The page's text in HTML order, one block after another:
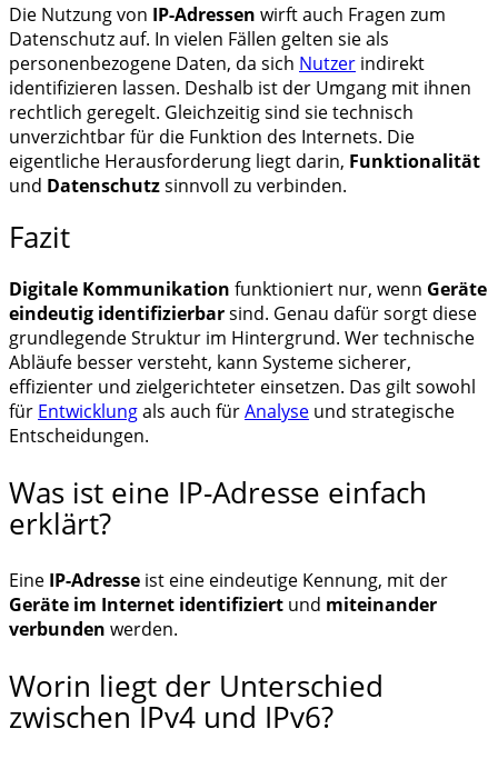
Die Nutzung von IP-Adressen wirft auch Fragen zum
Datenschutz auf. In vielen Fällen gelten sie als
personenbezogene Daten, da sich Nutzer indirekt
identifizieren lassen. Deshalb ist der Umgang mit ihnen
rechtlich geregelt. Gleichzeitig sind sie technisch
unverzichtbar für die Funktion des Internets. Die
eigentliche Herausforderung liegt darin, Funktionalität
und Datenschutzsinnvoll zu verbinden.
Fazit
Digitale Kommunikation funktioniert nur, wenn Geräte
eindeutig identifizierbarsind. Genau dafür sorgt diese
grundlegende Struktur im Hintergrund. Wer technische
Abläufe besser versteht, kann Systeme sicherer,
effizienter und zielgerichteter einsetzen. Das gilt sowohl
für Entwicklungals auch fürAnalyse und strategische
Entscheidungen.
Was ist eine IP-Adresse einfach
erklärt?
Eine IP-Adresse ist eine eindeutige Kennung, mit der
Geräte im Internet identifiziert und miteinander
verbunden werden.
Worin liegt der Unterschied
zwischen IPv4 und IPv6?